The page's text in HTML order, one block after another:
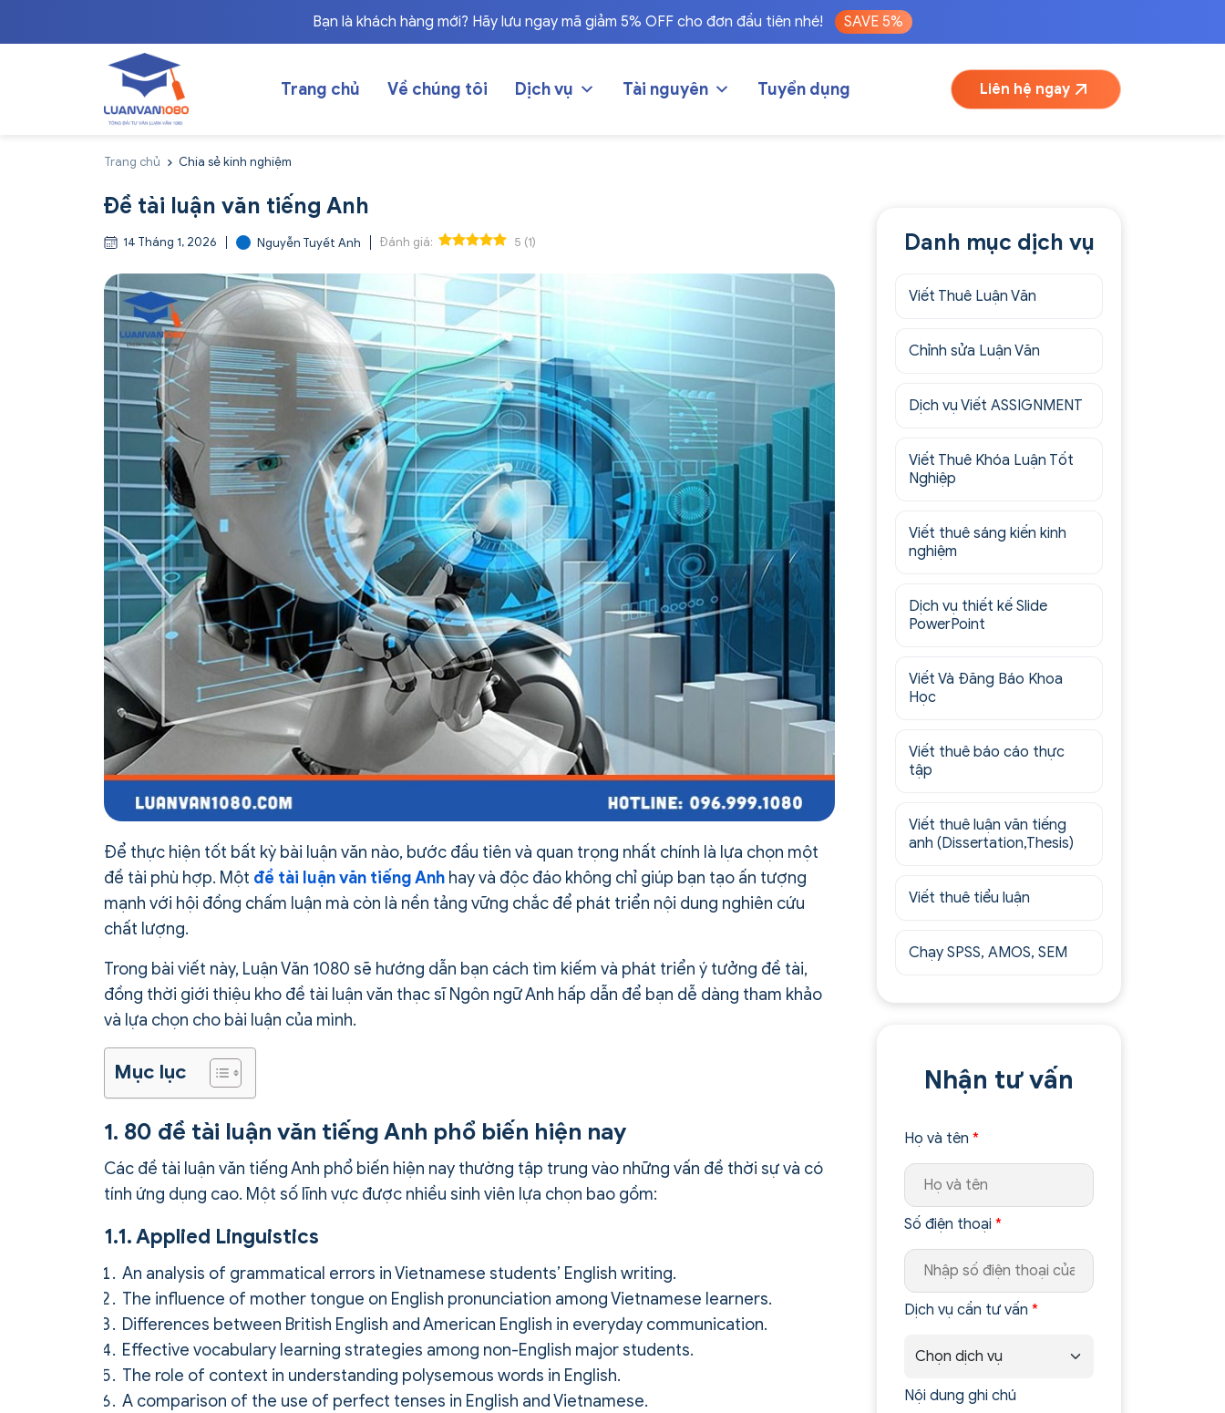
Bạn là khách hàng mới? Hãy lưu ngay mã giảm 5% OFF cho đơn đầu tiên nhé! SAVE 5%
Trang chủ Về chúng tôi Dịch vụ Tài nguyên Tuyển dụng Liên hệ ngay
Trang chủ Chia sẻ kinh nghiệm
Đề tài luận văn tiếng Anh
14 Tháng 1, 2026 Nguyễn Tuyết Anh Đánh giá: 5 (1)
Để thực hiện tốt bất kỳ bài luận văn nào, bước đầu tiên và quan trọng nhất chính là lựa chọn một
đề tài phù hợp. Một đề tài luận văn tiếng Anh hay và độc đáo không chỉ giúp bạn tạo ấn tượng
mạnh với hội đồng chấm luận mà còn là nền tảng vững chắc để phát triển nội dung nghiên cứu
chất lượng.
Trong bài viết này, Luận Văn 1080 sẽ hướng dẫn bạn cách tìm kiếm và phát triển ý tưởng đề tài,
đồng thời giới thiệu kho đề tài luận văn thạc sĩ Ngôn ngữ Anh hấp dẫn để bạn dễ dàng tham khảo
và lựa chọn cho bài luận của mình.
Mục lục
1. 80 đề tài luận văn tiếng Anh phổ biến hiện nay
Các đề tài luận văn tiếng Anh phổ biến hiện nay thường tập trung vào những vấn đề thời sự và có
tính ứng dụng cao. Một số lĩnh vực được nhiều sinh viên lựa chọn bao gồm:
1.1. Applied Linguistics
An analysis of grammatical errors in Vietnamese students’ English writing.
The influence of mother tongue on English pronunciation among Vietnamese learners.
Differences between British English and American English in everyday communication.
Effective vocabulary learning strategies among non-English major students.
The role of context in understanding polysemous words in English.
A comparison of the use of perfect tenses in English and Vietnamese.
Danh mục dịch vụ
Viết Thuê Luận Văn
Chỉnh sửa Luận Văn
Dịch vụ Viết ASSIGNMENT
Viết Thuê Khóa Luận Tốt
Nghiệp
Viết thuê sáng kiến kinh
nghiệm
Dịch vụ thiết kế Slide
PowerPoint
Viết Và Đăng Báo Khoa
Học
Viết thuê báo cáo thực
tập
Viết thuê luận văn tiếng
anh (Dissertation,Thesis)
Viết thuê tiểu luận
Chạy SPSS, AMOS, SEM
Nhận tư vấn
Họ và tên*
Số điện thoại*
Dịch vụ cần tư vấn*
Nội dung ghi chú